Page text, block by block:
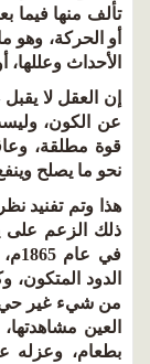
تألف منها فيما
أو الحركة، وهو
الأحداث وعللها،
إن العقل لا
عن الكون،
قوة مطلقة،
نحو ما يصلح
هذا وتم تفنيد
ذلك الزعم على
في
الدود المتكون،
من شيء غير حي
العين
بطعام، وعزله